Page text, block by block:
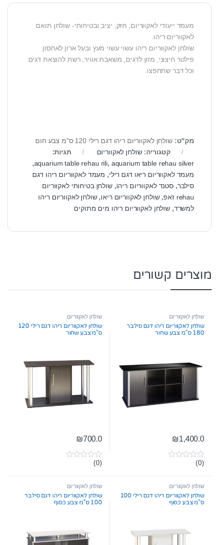
מעמד ייעודי לאקווריום, חזק, יציב ובטיחותי- שולחן תואם
לאקווריום ריהו.
שולחן לאקווריום ריהו עשוי עשוי מעץ ובעל ארון לאחסון
פילטר חיצוני, מזון לדגים, משאבת אוויר, רשת להוצאת דגים
וכל דבר שתחפצו.
מק"ט:שולחן לאקווריום ריהו דגם רילי 120 ס"מ צבע חום
קטגוריה:שולחן לאקווריום
תגיות:
aquarium table rehau rili, aquarium table rehau silver
,
מעמד לאקווריום ריאו דגם רילי, מעמד לאקווריום ריהו דגם
סילבר,סטנד לאקווריום ריהו,שולחן בטיחותי לאקווריום
rehau זאפ
,שולחן לאקווריום ריאו,שולחן לאקווריום ריהו
למשרד,שולחן לאקווריום ריהו מים מתוקים
מוצרים קשורים
שולחן לאקווריום
שולחן לאקווריום ריהו דגם סילבר
180 ס”מ צבע שחור
₪1,400.0
0
t
f
5
(0)
שולחן לאקווריום
שולחן לאקווריום ריהו דגם רילי 120
ס”מ צבע שחור
₪700.0
0
t
f
5
(0)
שולחן לאקווריום
שולחן לאקווריום ריהו דגם רילי 100
ס”מ צבע כסוף
שולחן לאקווריום
שולחן לאקווריום ריהו דגם סילבר
100 ס”מ צבע כסוף